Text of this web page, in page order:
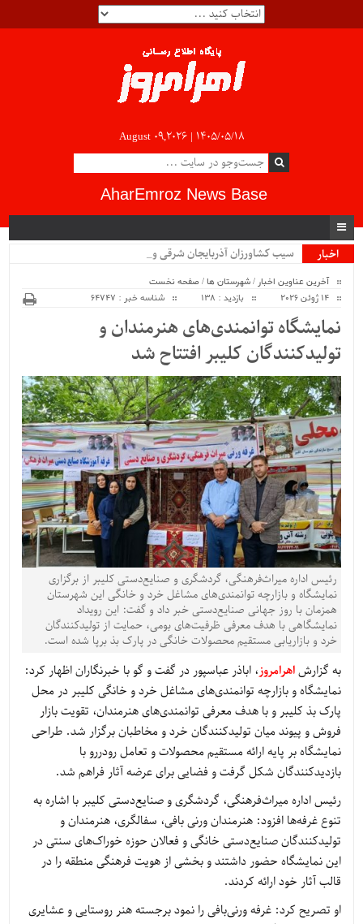
August 09,2026 | ۱۴۰۵/۰۵/۱۸
AharEmroz News Base
اخبار
سیب کشاورزان آذربایجان شرقی و غرب_
آخرین عناوین اخبار /شهرستان ها/صفحه نخست
14 ژوئن 2026
بازدید : 138 شناسه خبر : 64747
نمایشگاه توانمندی‌های هنرمندان و
تولیدکنندگان کلیبر افتتاح شد
رئیس اداره میراث‌فرهنگی، گردشگری و صنایع‌دستی کلیبر از برگزاری
نمایشگاه و بازارچه توانمندی‌های مشاغل خرد و خانگی این شهرستان
همزمان با روز جهانی صنایع‌دستی خبر داد و گفت: این رویداد
نمایشگاهی با هدف معرفی ظرفیت‌های بومی، حمایت از تولیدکنندگان
خرد و بازاریابی مستقیم محصولات خانگی در پارک بذ برپا شده است.
به گزارشاهرامروز، اباذر عباسپور در گفت و گو با خبرنگاران اظهار کرد:
نمایشگاه و بازارچه توانمندی‌های مشاغل خرد و خانگی کلیبر در محل
پارک بذ کلیبر و با هدف معرفی توانمندی‌های هنرمندان، تقویت بازار
فروش و پیوند میان تولیدکنندگان خرد و مخاطبان برگزار شد. طراحی
نمایشگاه بر پایه ارائه مستقیم محصولات و تعامل رودررو با
بازدیدکنندگان شکل گرفت و فضایی برای عرضه آثار فراهم شد.
رئیس اداره میراث‌فرهنگی، گردشگری و صنایع‌دستی کلیبر با اشاره به
تنوع غرفه‌ها افزود: هنرمندان ورنی بافی، سفالگری، هنرمندان و
تولیدکنندگان صنایع‌دستی خانگی و فعالان حوزه خوراک‌های سنتی در
این نمایشگاه حضور داشتند و بخشی از هویت فرهنگی منطقه را در
قالب آثار خود ارائه کردند.
او تصریح کرد: غرفه ورنی‌بافی را نمود برجسته هنر روستایی و عشایری